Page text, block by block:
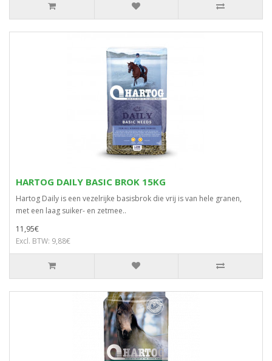
HARTOG DAILY BASIC BROK 15KG
Hartog Daily is een vezelrijke basisbrok die vrij is van hele granen,
met een laag suiker- en zetmee..
11,95€
Excl. BTW: 9,88€